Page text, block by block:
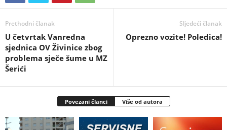
Prethodni članak
U četvrtak Vanredna
sjednica OV Živinice zbog
problema sječe šume u MZ
Šerići
Sljedeći članak
Oprezno vozite! Poledica!
Povezani članci Više od autora